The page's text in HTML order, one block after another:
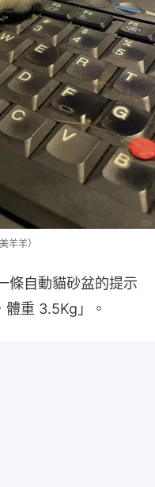
羊羊）
條自動貓砂盆的提示
體重 3.5Kg」。